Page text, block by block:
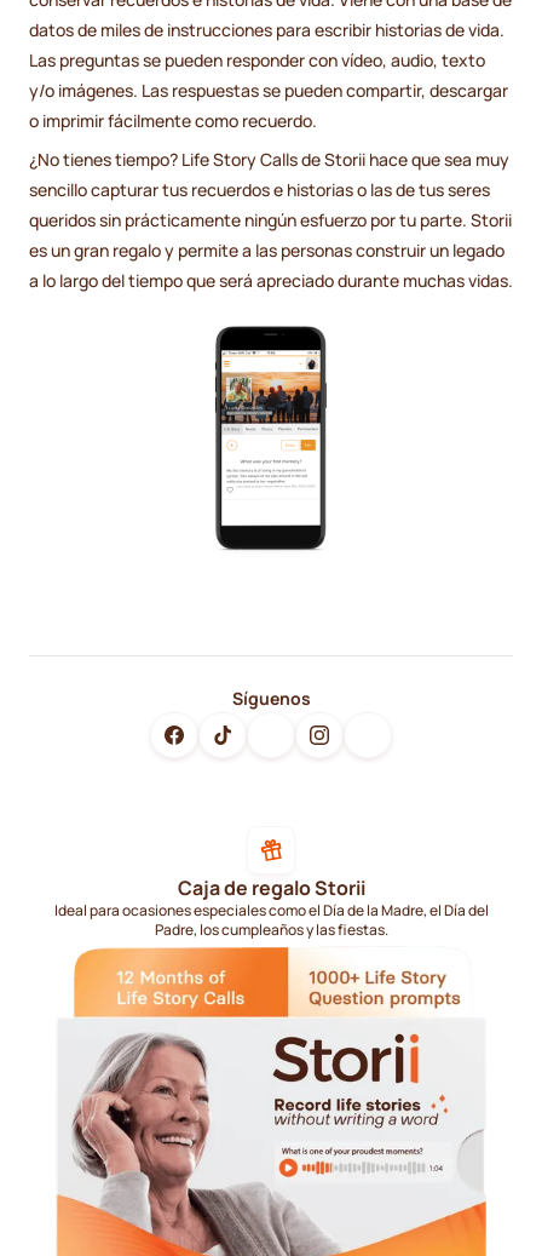
datos de miles de instrucciones para escribir historias de vida.
Las preguntas se pueden responder con vídeo, audio, texto
y/o imágenes. Las respuestas se pueden compartir, descargar
o imprimir fácilmente como recuerdo.
¿No tienes tiempo? Life Story Calls de Storii hace que sea muy
sencillo capturar tus recuerdos e historias o las de tus seres
queridos sin prácticamente ningún esfuerzo por tu parte. Storii
es un gran regalo y permite a las personas construir un legado
a lo largo del tiempo que será apreciado durante muchas vidas.
Síguenos
Caja de regalo Storii
Ideal para ocasiones especiales como el Día de la Madre, el Día del
Padre, los cumpleaños y las fiestas.